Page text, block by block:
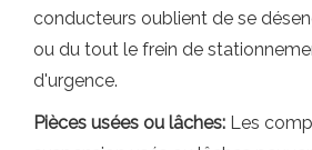
conducteurs oublient de se
ou du tout le frein de
d'urgence.
Pièces usées ou lâches: Les